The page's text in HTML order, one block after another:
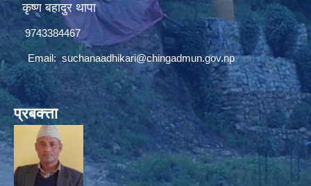
कृष्ण बहादुर थापा
9743384467
Email:suchanaadhikari@chingadmun.gov.np
प्रबक्त्ता